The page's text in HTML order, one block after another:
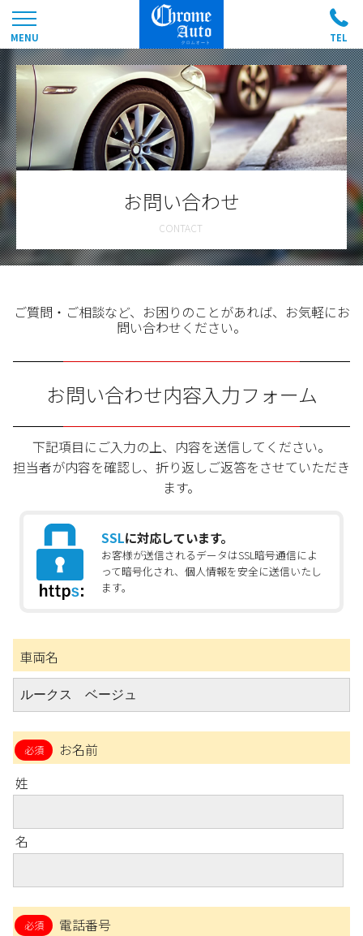
お問い合わせ
ご質問・ご相談など、お困りのことがあれば、お気軽にお
問い合わせください。
お問い合わせ内容入力フォーム
下記項目にご入力の上、内容を送信してください。
担当者が内容を確認し、折り返しご返答をさせていただき
ます。
SSLに対応しています。
お客様が送信されるデータはSSL暗号通信によ
って暗号化され、個人情報を安全に送信いたし
ます。
車両名
お名前
姓
名
電話番号